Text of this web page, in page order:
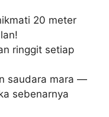
20 meter
ringgit setiap
saudara mara —
sebenarnya